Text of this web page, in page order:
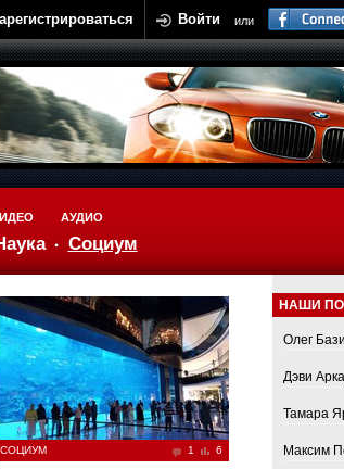
Войти или
Социум
АУДИО
СОЦИУМ 1 6
НАШИ
Олег
Дэви
Тамара
Максим